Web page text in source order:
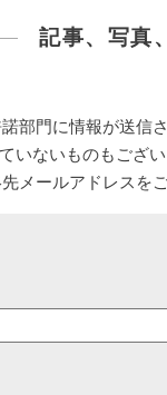
記事、写真
部門に情報が送信
いないものもござ
メールアドレスを